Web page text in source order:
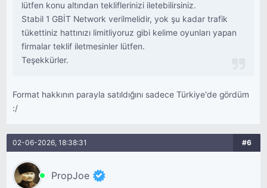
lütfen konu altından tekliflerinizi iletebilirsiniz.
Stabil 1 GBİT Network verilmelidir, yok şu kadar trafik
tükettiniz hattınızı limitliyoruz gibi kelime oyunları yapan
firmalar teklif iletmesinler lütfen.
Teşekkürler.
Format hakkının parayla satıldığını sadece Türkiye'de gördüm
:/
02-06-2026, 18:38:31 #6
PropJoe